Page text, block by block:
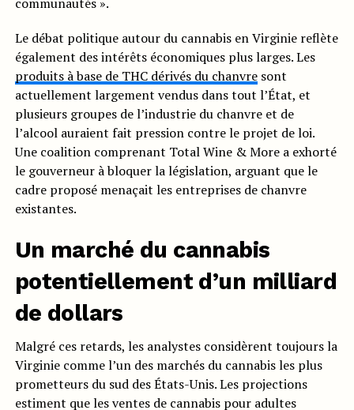
Le débat politique autour du cannabis en Virginie reflète
également des intérêts économiques plus larges. Les
produits à base de THC dérivés du chanvresont
actuellement largement vendus dans tout l’État, et
plusieurs groupes de l’industrie du chanvre et de
l’alcool auraient fait pression contre le projet de loi.
Une coalition comprenant Total Wine & More a exhorté
le gouverneur à bloquer la législation, arguant que le
cadre proposé menaçait les entreprises de chanvre
existantes.
Un marché du cannabis
potentiellement d’un milliard
de dollars
Malgré ces retards, les analystes considèrent toujours la
Virginie comme l’un des marchés du cannabis les plus
prometteurs du sud des États-Unis. Les projections
estiment que les ventes de cannabis pour adultes